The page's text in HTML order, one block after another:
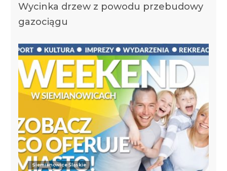
Wycinka drzew z powodu przebudowy
gazociągu
Siemianowice Śląskie